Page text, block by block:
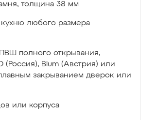
толщина 38 мм
кухню любого размера
ПВШ полного открывания,
(Россия), Blum (Австрия) или
закрыванием дверок или
или корпуса